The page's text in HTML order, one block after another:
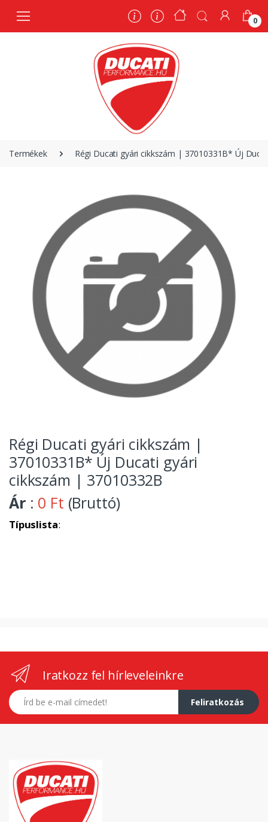
0
Termékek Régi Ducati gyári cikkszám | 37010331B* Új
Régi Ducati gyári cikkszám |
37010331B* Új Ducati gyári
cikkszám | 37010332B
Ár : 0 Ft (Bruttó)
Típuslista:
Iratkozz fel hírleveleinkre
E-mail címed
Feliratkozás
0